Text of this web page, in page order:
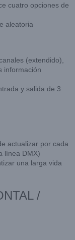
cuatro opciones de
aleatoria
(extendido),
información
y salida de 3
actualizar por cada
línea DMX)
una larga vida
/